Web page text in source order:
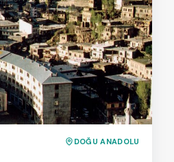
DOĞU ANADOLU